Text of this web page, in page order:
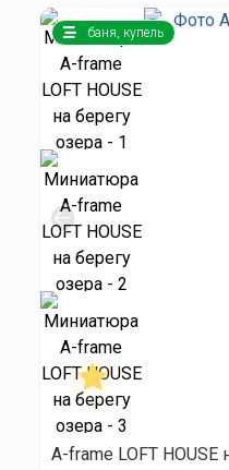
баня, купель
A-frame LOFT HOUSE